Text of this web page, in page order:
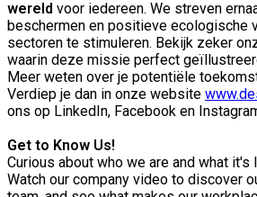
wereld voor iedereen. We streven
beschermen en positieve ecologische
sectoren te stimuleren. Bekijk zeker
waarin deze missie perfect
Meer weten over je potentiële
Verdiep je dan in onze website
ons op LinkedIn, Facebook en
Get to Know Us!
Curious about who we are and what
Watch our company video to discover